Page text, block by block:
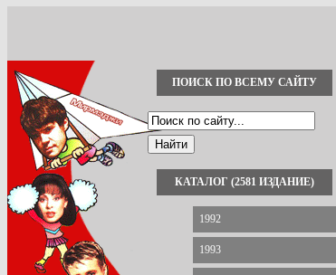
ПОИСК ПО ВСЕМУ САЙТУ
КАТАЛОГ (2581 ИЗДАНИЕ)
1992
1993